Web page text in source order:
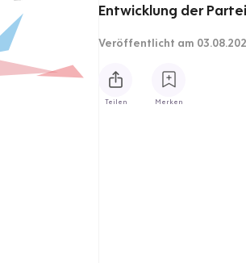
Entwicklung der
Veröffentlicht am
Teilen Merken